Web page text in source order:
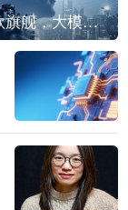
一个月9款旗舰，大模型进入「月抛」时代？